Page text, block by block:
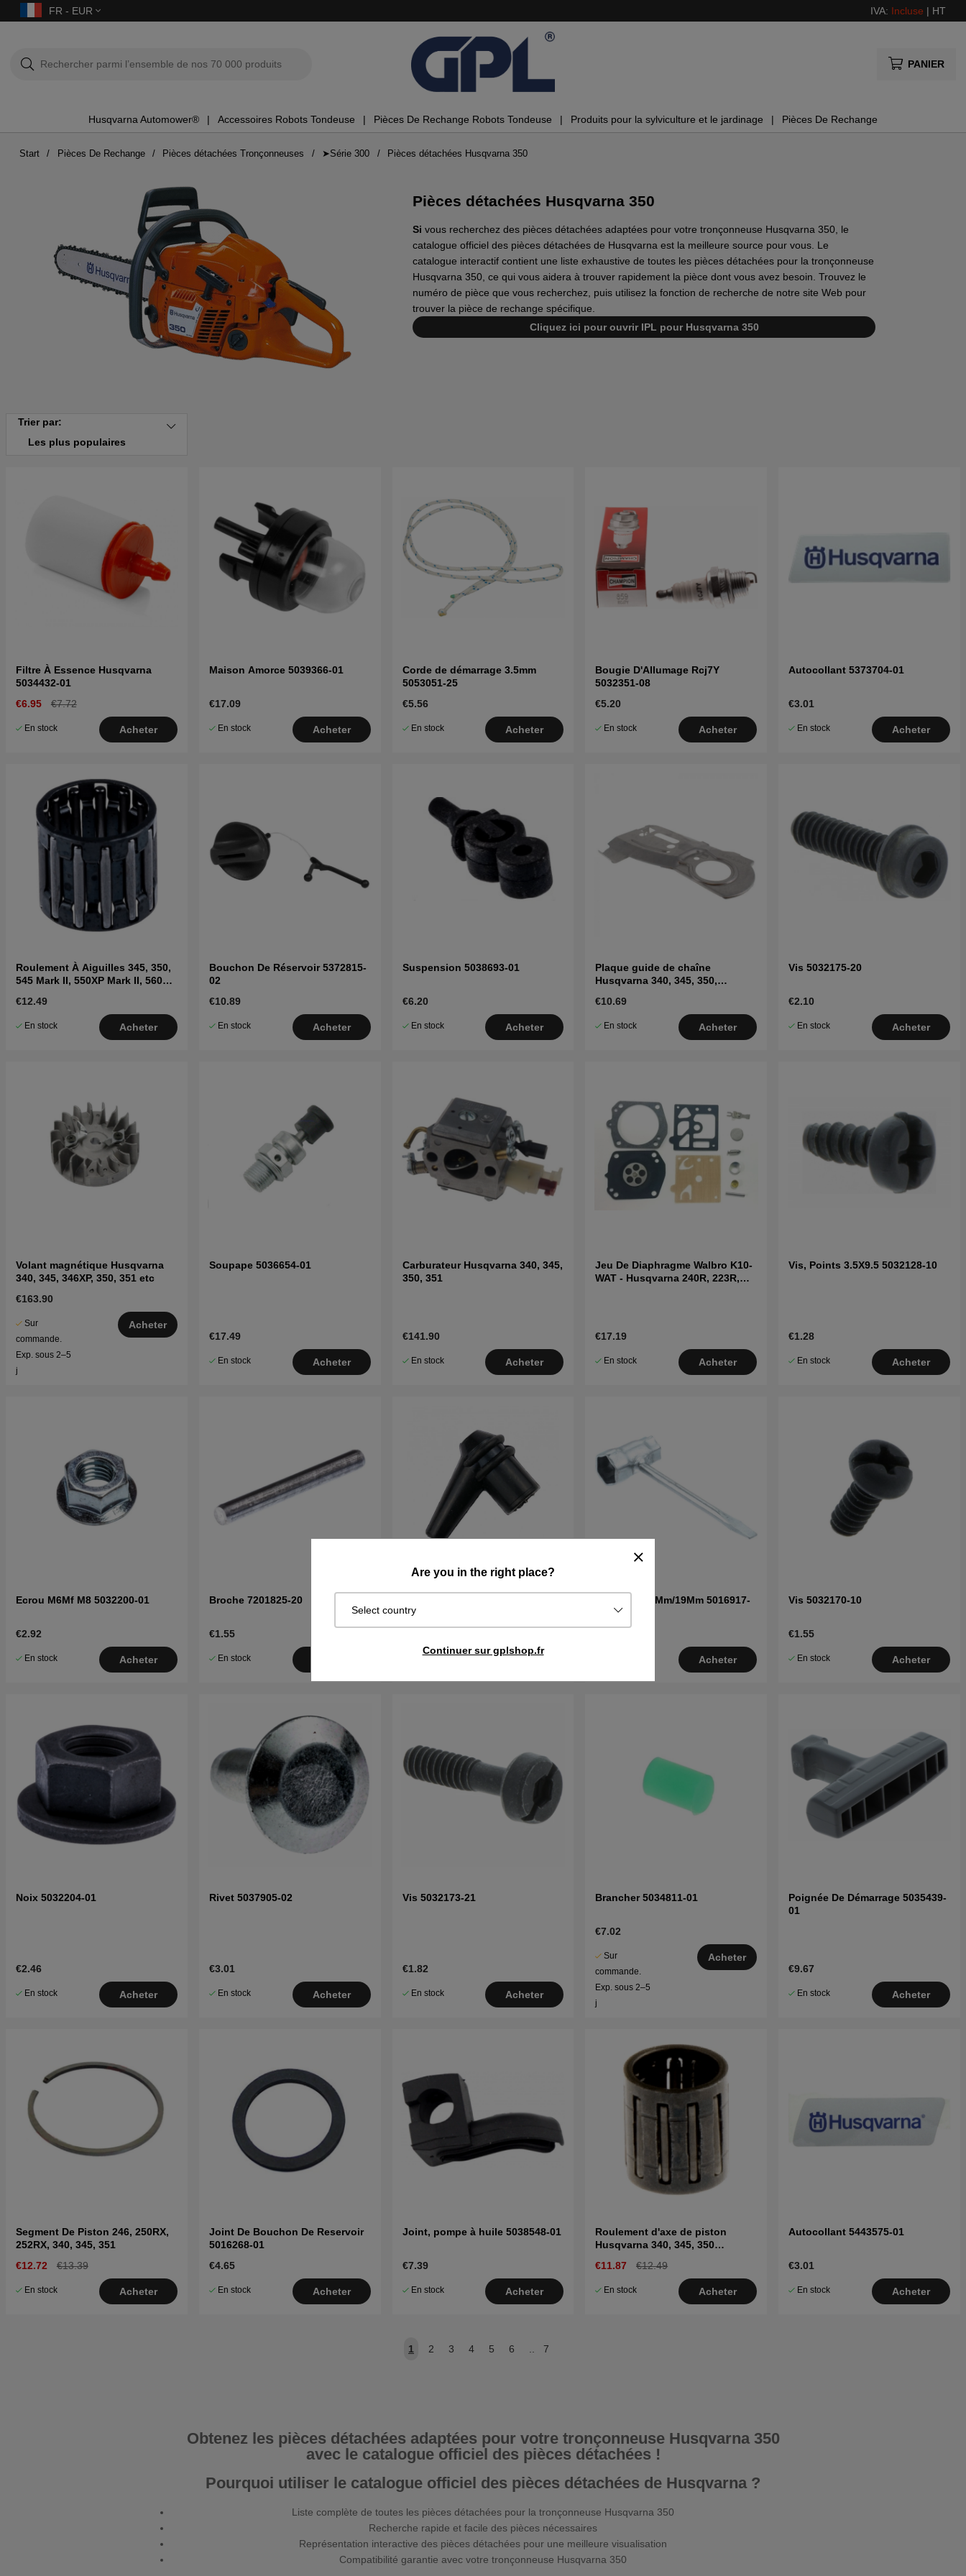
FR - EUR IVA: Incluse | HT
PANIER
Husqvarna Automower® Accessoires Robots Tondeuse Pièces De Rechange Robots Tondeuse Produits pour la sylviculture et le jardinage Pièces De Rechange
Are you in the right place?
Select country
Continuer sur gplshop.fr
Start Pièces De Rechange Pièces détachées Tronçonneuses ➤Série 300 Pièces détachées Husqvarna 350
Pièces détachées Husqvarna 350
Si vous recherchez des pièces détachées adaptées pour votre tronçonneuse Husqvarna 350, le
catalogue officiel des pièces détachées de Husqvarna est la meilleure source pour vous. Le
catalogue interactif contient une liste exhaustive de toutes les pièces détachées pour la tronçonneuse
Husqvarna 350, ce qui vous aidera à trouver rapidement la pièce dont vous avez besoin. Trouvez le
numéro de pièce que vous recherchez, puis utilisez la fonction de recherche de notre site Web pour
trouver la pièce de rechange spécifique.
Cliquez ici pour ouvrir IPL pour Husqvarna 350
Trier par:
Les plus populaires
Filtre À Essence Husqvarna
5034432-01
€6.95
€7.72
En stock Acheter
Maison Amorce 5039366-01
€17.09
En stock Acheter
Corde de démarrage 3.5mm
5053051-25
€5.56
En stock Acheter
Bougie D'Allumage Rcj7Y
5032351-08
€5.20
En stock Acheter
Autocollant 5373704-01
€3.01
En stock Acheter
Roulement À Aiguilles 345, 350,
545 Mark II, 550XP Mark II, 560XP
€12.49
En stock Acheter
Bouchon De Réservoir 5372815-
02
€10.89
En stock Acheter
Suspension 5038693-01
€6.20
En stock Acheter
Plaque guide de chaîne
Husqvarna 340, 345, 350,
€10.69
En stock Acheter
Vis 5032175-20
€2.10
En stock Acheter
Volant magnétique Husqvarna
340, 345, 346XP, 350, 351 etc
€163.90
Sur
commande.
Exp. sous 2–5
j
Acheter
Soupape 5036654-01
€17.49
En stock Acheter
Carburateur Husqvarna 340, 345,
350, 351
€141.90
En stock Acheter
Jeu De Diaphragme Walbro K10-
WAT - Husqvarna 240R, 223R,
€17.19
En stock Acheter
Vis, Points 3.5X9.5 5032128-10
€1.28
En stock Acheter
Ecrou M6Mf M8 5032200-01
€2.92
En stock Acheter
Broche 7201825-20
€1.55
En stock En stock Acheter
Clé Mixte 13Mm/19Mm 5016917-
Acheter
Vis 5032170-10
€1.55
En stock Acheter
Noix 5032204-01
€2.46
En stock Acheter
Rivet 5037905-02
€3.01
En stock Acheter
Vis 5032173-21
€1.82
En stock Acheter
Brancher 5034811-01
€7.02
Sur
commande.
Exp. sous 2–5
j
Acheter
Poignée De Démarrage 5035439-
01
€9.67
En stock Acheter
Segment De Piston 246, 250RX,
252RX, 340, 345, 351
€12.72
€13.39
En stock Acheter
Joint De Bouchon De Reservoir
5016268-01
€4.65
En stock Acheter
Joint, pompe à huile 5038548-01
€7.39
En stock Acheter
Roulement d'axe de piston
Husqvarna 340, 345, 350
€11.87 €12.49
En stock Acheter
Autocollant 5443575-01
€3.01
En stock Acheter
1 2 3 4 5 6 .. 7
Obtenez les pièces détachées adaptées pour votre tronçonneuse Husqvarna 350
avec le catalogue officiel des pièces détachées !
Pourquoi utiliser le catalogue officiel des pièces détachées de Husqvarna ?
Liste complète de toutes les pièces détachées pour la tronçonneuse Husqvarna 350
Recherche rapide et facile des pièces nécessaires
Représentation interactive des pièces détachées pour une meilleure visualisation
Compatibilité garantie avec votre tronçonneuse Husqvarna 350